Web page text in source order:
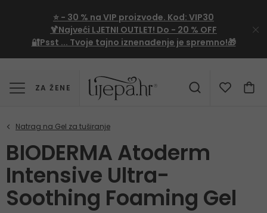
⭐ - 30 % na VIP proizvode. Kod: VIP30
🍹Najveći LJETNI OUTLET! Do - 20 % OFF
🔐Psst ... Tvoje tajno iznenađenje je spremno!🎁
ZA ŽENE
BIODERMA Atoderm
Intensive Ultra-
Soothing Foaming Gel